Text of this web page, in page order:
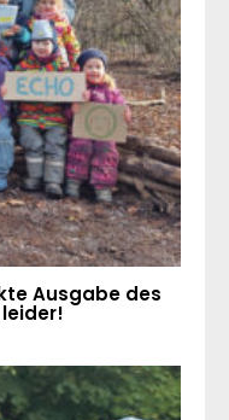
Ausgabe des